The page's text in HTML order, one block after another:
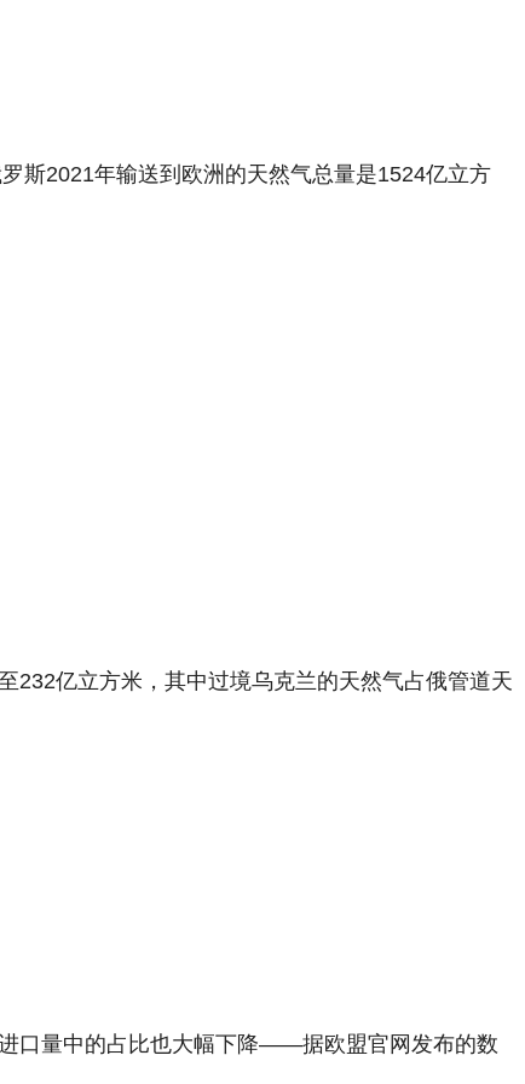
斯2021年输送到欧洲的天然气总量是1524亿立方
232亿立方米，其中过境乌克兰的天然气占俄管道天
口量中的占比也大幅下降——据欧盟官网发布的数